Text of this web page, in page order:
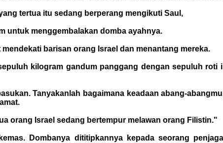
tertua itu sedang berperang mengikuti Saul,
untuk menggembalakan domba ayahnya.
barisan orang Israel dan menantang mereka.
kilogram gandum panggang dengan sepuluh roti
Tanyakanlah bagaimana keadaan abang-
orang Israel sedang bertempur melawan orang Filistin."
Dombanya dititipkannya kepada seorang